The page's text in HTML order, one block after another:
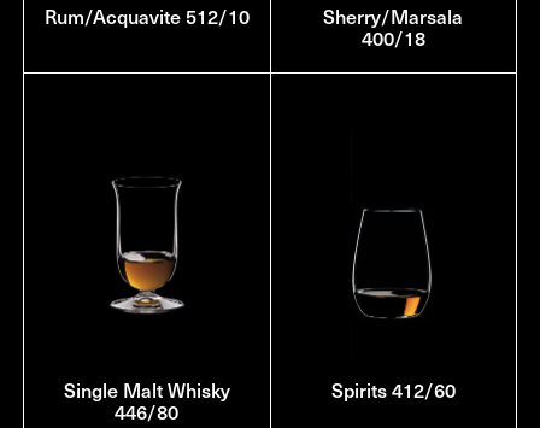
Rum/Acquavite 512/10 Sherry/Marsala
400/18
Single Malt Whisky
446/80
Spirits 412/60